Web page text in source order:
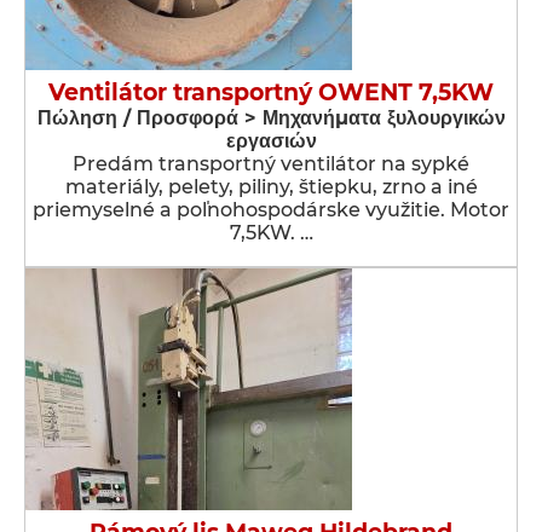
Ventilátor transportný OWENT 7,5KW
Πώληση / Προσφορά > Μηχανήματα ξυλουργικών
εργασιών
Predám transportný ventilátor na sypké
materiály, pelety, piliny, štiepku, zrno a iné
priemyselné a poľnohospodárske využitie. Motor
7,5KW. …